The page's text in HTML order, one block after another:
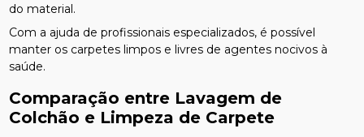
do material.
Com a ajuda de profissionais especializados, é possível
manter os carpetes limpos e livres de agentes nocivos à
saúde.
Comparação entre Lavagem de
Colchão e Limpeza de Carpete